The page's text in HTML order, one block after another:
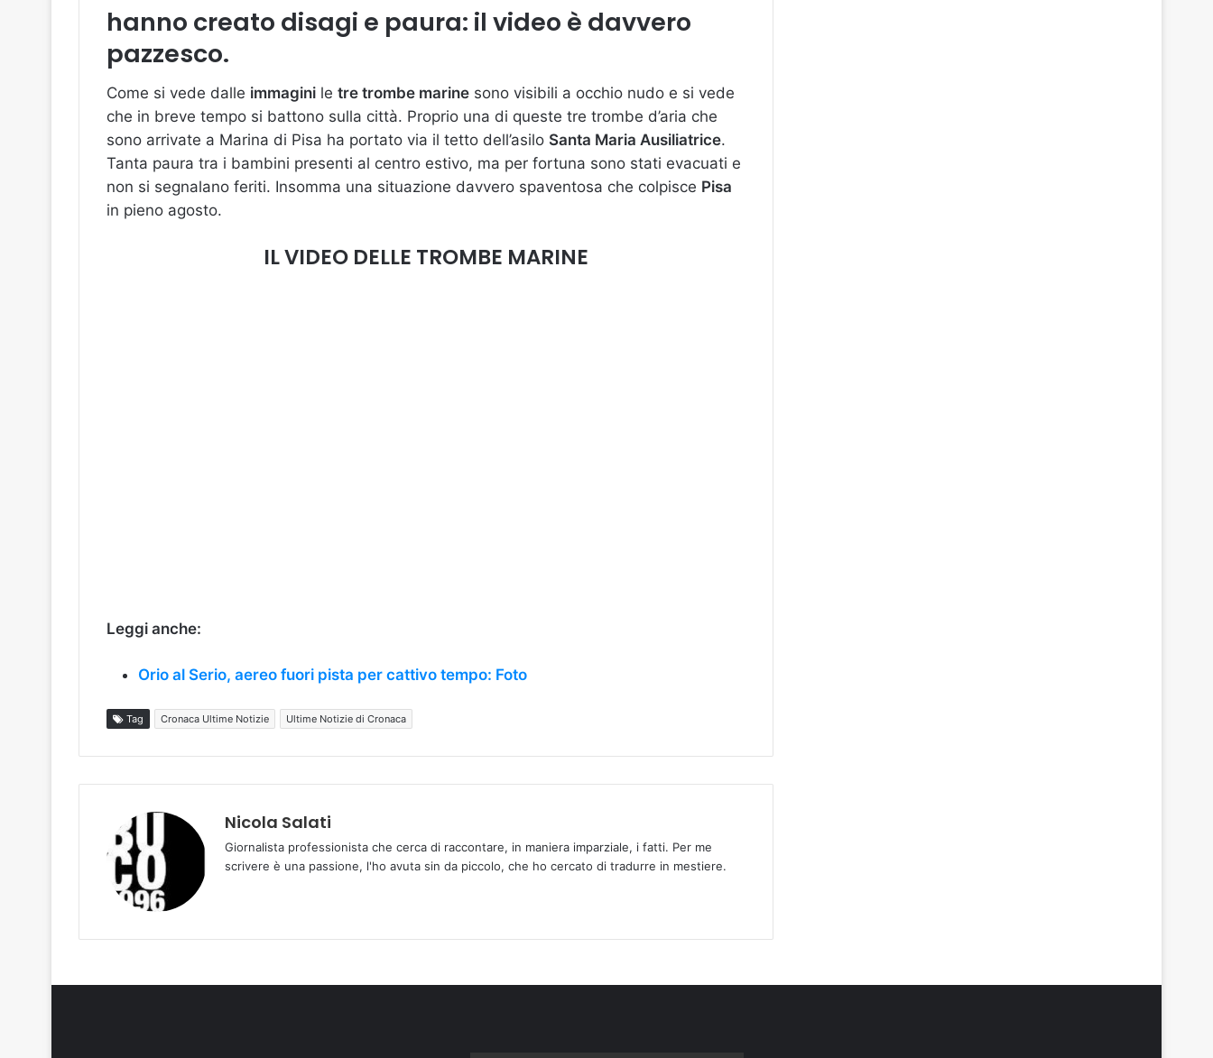
hanno creato disagi e paura: il video è davvero
pazzesco.
Come si vede dalle immagini le tre trombe marine sono visibili a occhio nudo e si vede
che in breve tempo si battono sulla città. Proprio una di queste tre trombe d’aria che
sono arrivate a Marina di Pisa ha portato via il tetto dell’asilo Santa Maria Ausiliatrice.
Tanta paura tra i bambini presenti al centro estivo, ma per fortuna sono stati evacuati e
non si segnalano feriti. Insomma una situazione davvero spaventosa che colpisce Pisa
in pieno agosto.
IL VIDEO DELLE TROMBE MARINE
Leggi anche:
Orio al Serio, aereo fuori pista per cattivo tempo: Foto
Tag Cronaca Ultime Notizie Ultime Notizie di Cronaca
Nicola Salati
Giornalista professionista che cerca di raccontare, in maniera imparziale, i fatti. Per me
scrivere è una passione, l'ho avuta sin da piccolo, che ho cercato di tradurre in mestiere.